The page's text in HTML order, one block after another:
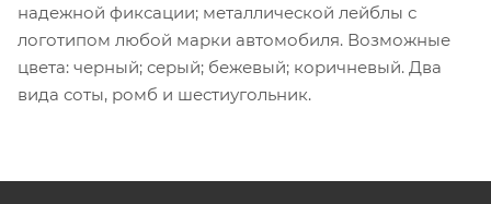
надежной фиксации; металлической лейблы с
логотипом любой марки автомобиля. Возможные
цвета: черный; серый; бежевый; коричневый. Два
вида соты, ромб и шестиугольник.